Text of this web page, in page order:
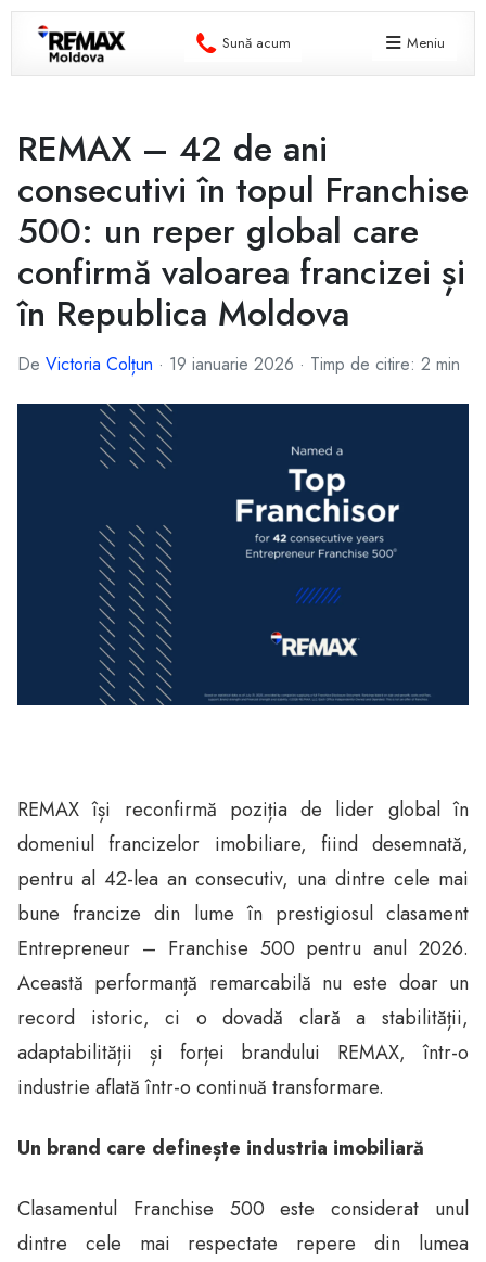
Sună acum Meniu
REMAX – 42 de ani
consecutivi în topul Franchise
500: un reper global care
confirmă valoarea francizei și
în Republica Moldova
De Victoria Colțun · 19 ianuarie 2026 · Timp de citire: 2 min
REMAX își reconfirmă poziția de lider global în
domeniul francizelor imobiliare, fiind desemnată,
pentru al 42-lea an consecutiv, una dintre cele mai
bune francize din lume în prestigiosul clasament
Entrepreneur – Franchise 500 pentru anul 2026.
Această performanță remarcabilă nu este doar un
record istoric, ci o dovadă clară a stabilității,
adaptabilității și forței brandului REMAX, într-o
industrie aflată într-o continuă transformare.
Un brand care definește industria imobiliară
Clasamentul Franchise 500 este considerat unul
dintre cele mai respectate repere din lumea